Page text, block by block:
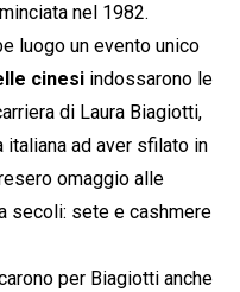
nel 1982.
luogo un evento unico
cinesi indossarono le
di Laura Biagiotti,
ad aver sfilato in
omaggio alle
secoli: sete e cashmere
per Biagiotti anche